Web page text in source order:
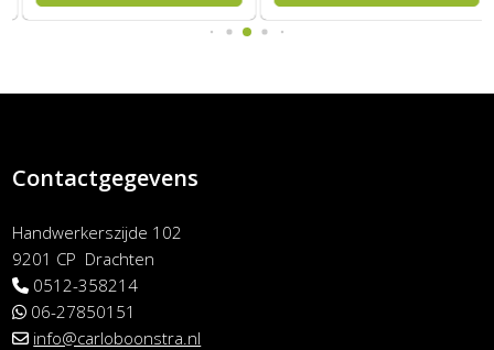
Contactgegevens
Handwerkerszijde 102
9201 CP Drachten
0512-358214
06-27850151
info@carloboonstra.nl